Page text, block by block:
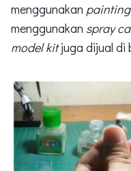
menggunakan
menggunakan spray
model kitjuga dijual di